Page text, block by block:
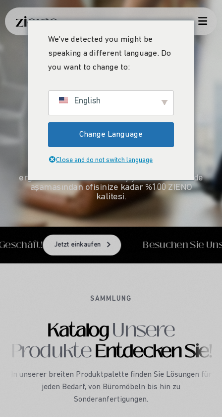
Komfort,
Macht.
ergonomi standartlarına taşıyoruz. Hammadde
aşamasından ofisinize kadar %100 ZIENO
kalitesi.
Sie Unseren Online-Shop! Jetzt einkaufen
SAMMLUNG
KatalogUnsere
ProdukteEntdecken Sie!
In unserer breiten Produktpalette finden Sie Lösungen für
jeden Bedarf, von Büromöbeln bis hin zu
Sonderanfertigungen.
We've detected you might be
speaking a different language. Do
you want to change to:
English
Change Language
Close and do not switch language